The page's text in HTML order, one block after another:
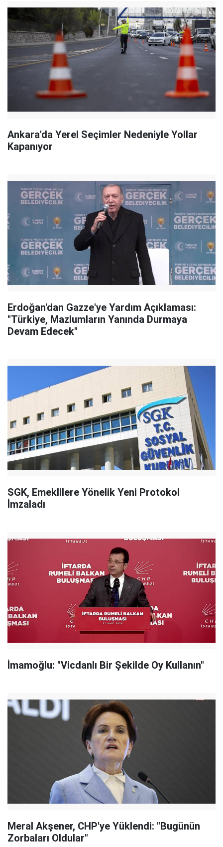
Ankara'da Yerel Seçimler Nedeniyle Yollar
Kapanıyor
Erdoğan'dan Gazze'ye Yardım Açıklaması:
"Türkiye, Mazlumların Yanında Durmaya
Devam Edecek"
SGK, Emeklilere Yönelik Yeni Protokol
İmzaladı
İmamoğlu: "Vicdanlı Bir Şekilde Oy Kullanın"
Meral Akşener, CHP'ye Yüklendi: "Bugünün
Zorbaları Oldular"